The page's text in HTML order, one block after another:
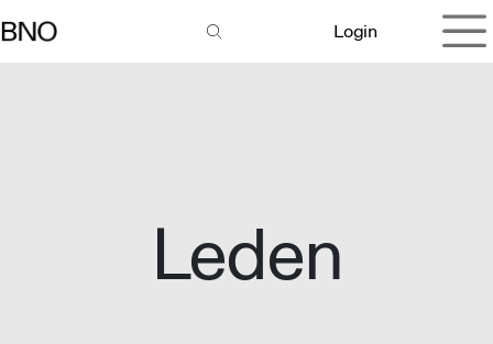
Login
Leden